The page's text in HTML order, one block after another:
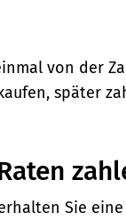
von der
später
Sie